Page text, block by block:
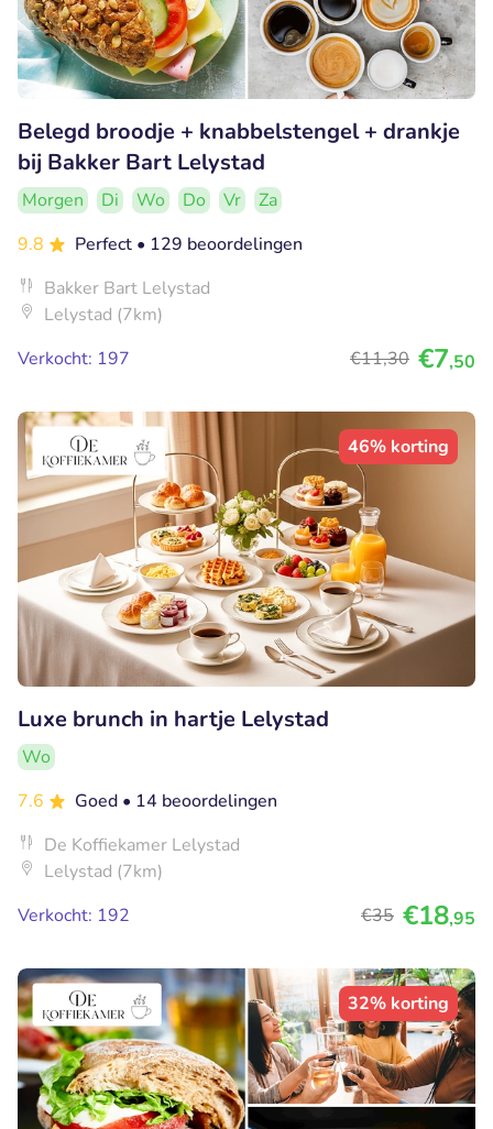
Belegd broodje + knabbelstengel + drankje
bij Bakker Bart Lelystad
Morgen Di Wo Do Vr
Za
9.8
Perfect • 129 beoordelingen
Bakker Bart Lelystad
Lelystad (7km)
Verkocht: 197
€11,30 €7,50
46% korting
Luxe brunch in hartje Lelystad
Wo
7.6
Goed • 14 beoordelingen
De Koffiekamer Lelystad
Lelystad (7km)
Verkocht: 192
€35 €18,95
32% korting